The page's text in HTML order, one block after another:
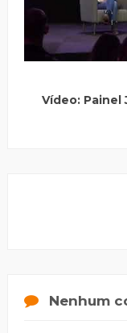
Vídeo: Painel
Nenhum